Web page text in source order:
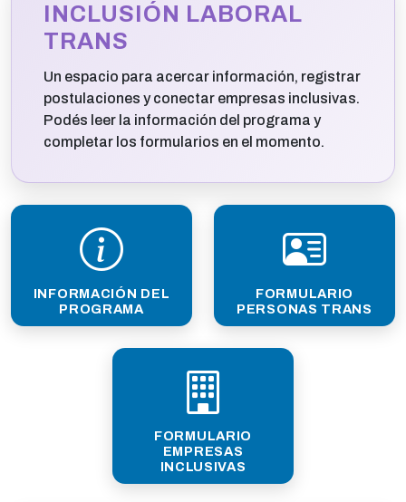
INCLUSIÓN LABORAL
TRANS
Un espacio para acercar información, registrar
postulaciones y conectar empresas inclusivas.
Podés leer la información del programa y
completar los formularios en el momento.
INFORMACIÓN DEL
PROGRAMA
FORMULARIO
PERSONAS TRANS
FORMULARIO
EMPRESAS
INCLUSIVAS